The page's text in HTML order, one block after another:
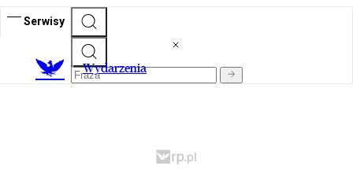
Serwisy
Wydarzenia